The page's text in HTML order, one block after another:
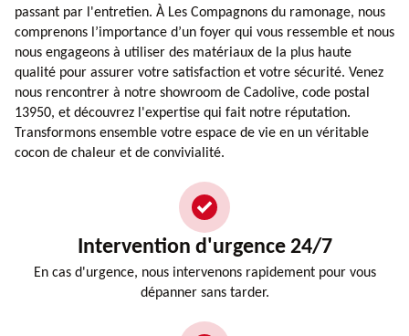
passant par l'entretien. À Les Compagnons du ramonage, nous
comprenons l’importance d’un foyer qui vous ressemble et nous
nous engageons à utiliser des matériaux de la plus haute
qualité pour assurer votre satisfaction et votre sécurité. Venez
nous rencontrer à notre showroom de Cadolive, code postal
13950, et découvrez l'expertise qui fait notre réputation.
Transformons ensemble votre espace de vie en un véritable
cocon de chaleur et de convivialité.
Intervention d'urgence 24/7
En cas d'urgence, nous intervenons rapidement pour vous
dépanner sans tarder.